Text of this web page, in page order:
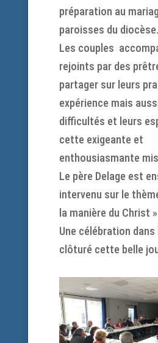
préparation au
paroisses du diocèse.
Les couples
rejoints par des
partager sur leurs
expérience mais
difficultés et leurs
cette exigeante et
enthousiasmante
Le père Delage est
intervenu sur le
la manière du Christ
Une célébration dans
clôturé cette belle